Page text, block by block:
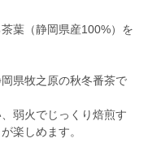
葉（静岡県産100%）を
県牧之原の秋冬番茶で
弱火でじっくり焙煎す
楽しめます。